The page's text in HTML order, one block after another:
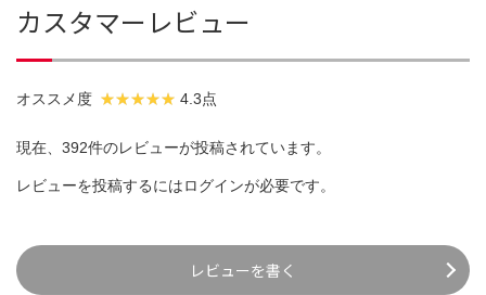
カスタマーレビュー
オススメ度 4.3点
現在、392件のレビューが投稿されています。
レビューを投稿するにはログインが必要です。
レビューを書く